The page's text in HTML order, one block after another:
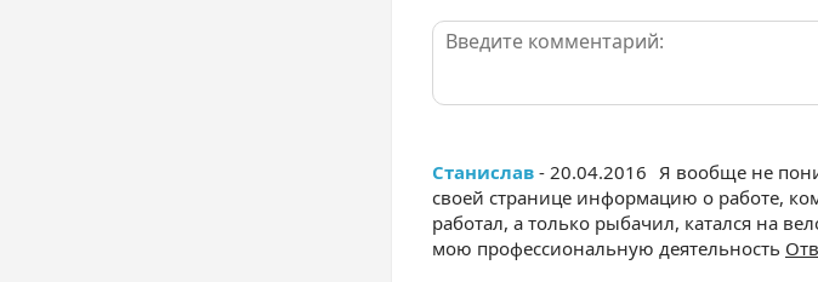
Станислав - 20.04.2016 Я вообще не
своей странице информацию о работе,
работал, а только рыбачил, катался на
мою профессиональную деятельность